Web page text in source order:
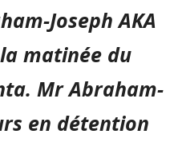
Joseph AKA
la matinée du
Mr Abraham-
en détention